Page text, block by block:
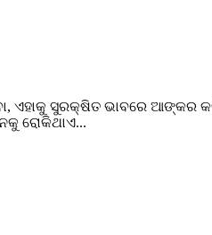
ସୁରକ୍ଷିତ ଭାବରେ ଆଙ୍କର
ରୋକିଥାଏ...